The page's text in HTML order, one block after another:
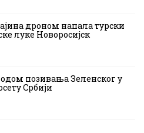
дроном напала турски
луке Новоросијск
позивања Зеленског у
Србији